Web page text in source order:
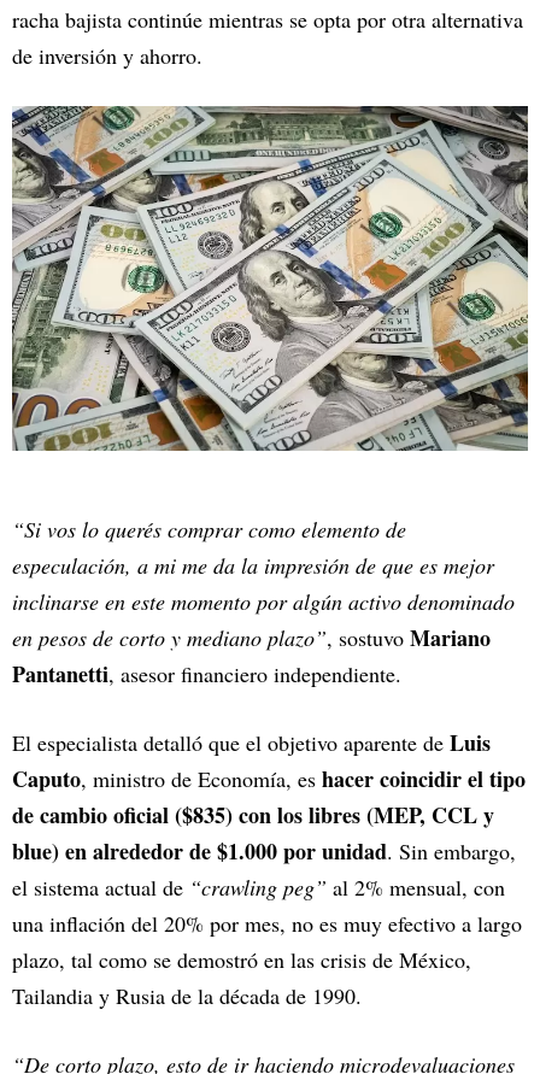
racha bajista continúe mientras se opta por otra alternativa
de inversión y ahorro.
“Si vos lo querés comprar como elemento de
especulación, a mi me da la impresión de que es mejor
inclinarse en este momento por algún activo denominado
en pesos de corto y mediano plazo”, sostuvo Mariano
Pantanetti, asesor financiero independiente.
El especialista detalló que el objetivo aparente de Luis
Caputo, ministro de Economía, es hacer coincidir el tipo
de cambio oficial ($835) con los libres (MEP, CCL y
blue) en alrededor de $1.000 por unidad. Sin embargo,
el sistema actual de “crawling peg” al 2% mensual, con
una inflación del 20% por mes, no es muy efectivo a largo
plazo, tal como se demostró en las crisis de México,
Tailandia y Rusia de la década de 1990.
“De corto plazo, esto de ir haciendo microdevaluaciones